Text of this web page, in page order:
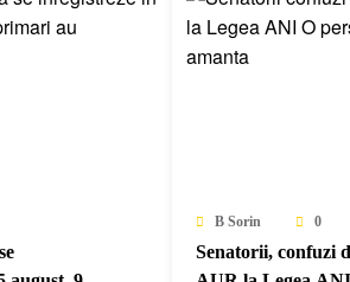
B Sorin 0
Senatorii, confuzi